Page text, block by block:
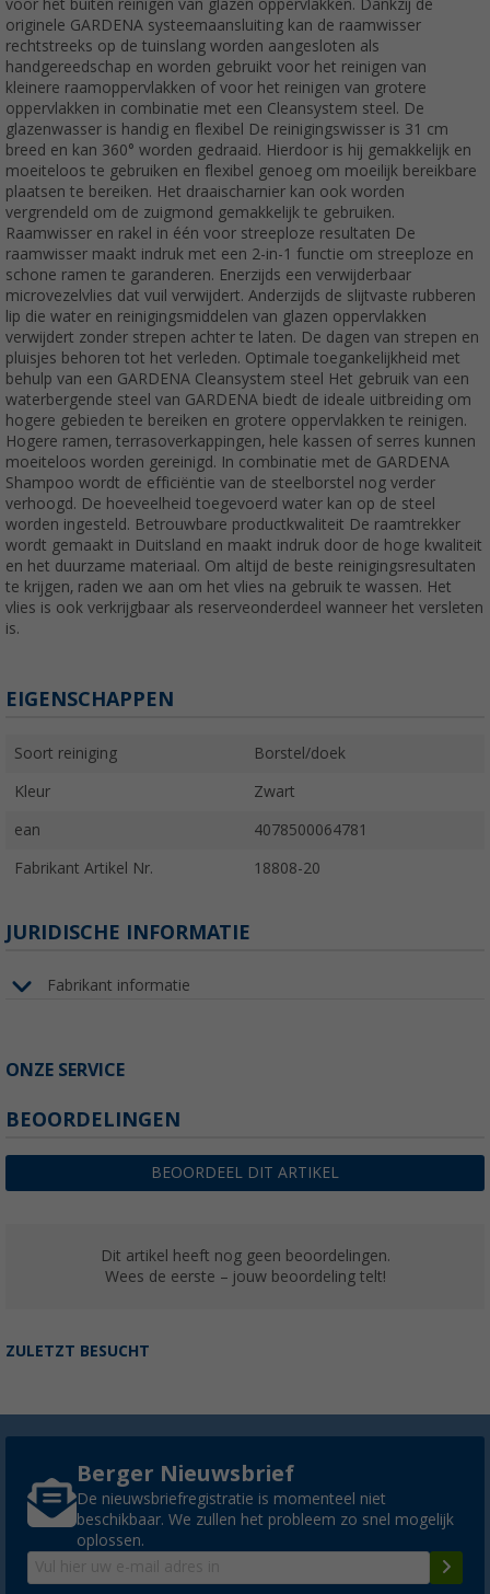
voor het buiten reinigen van glazen oppervlakken. Dankzij de
originele GARDENA systeemaansluiting kan de raamwisser
rechtstreeks op de tuinslang worden aangesloten als
handgereedschap en worden gebruikt voor het reinigen van
kleinere raamoppervlakken of voor het reinigen van grotere
oppervlakken in combinatie met een Cleansystem steel. De
glazenwasser is handig en flexibel De reinigingswisser is 31 cm
breed en kan 360° worden gedraaid. Hierdoor is hij gemakkelijk en
moeiteloos te gebruiken en flexibel genoeg om moeilijk bereikbare
plaatsen te bereiken. Het draaischarnier kan ook worden
vergrendeld om de zuigmond gemakkelijk te gebruiken.
Raamwisser en rakel in één voor streeploze resultaten De
raamwisser maakt indruk met een 2-in-1 functie om streeploze en
schone ramen te garanderen. Enerzijds een verwijderbaar
microvezelvlies dat vuil verwijdert. Anderzijds de slijtvaste rubberen
lip die water en reinigingsmiddelen van glazen oppervlakken
verwijdert zonder strepen achter te laten. De dagen van strepen en
pluisjes behoren tot het verleden. Optimale toegankelijkheid met
behulp van een GARDENA Cleansystem steel Het gebruik van een
waterbergende steel van GARDENA biedt de ideale uitbreiding om
hogere gebieden te bereiken en grotere oppervlakken te reinigen.
Hogere ramen, terrasoverkappingen, hele kassen of serres kunnen
moeiteloos worden gereinigd. In combinatie met de GARDENA
Shampoo wordt de efficiëntie van de steelborstel nog verder
verhoogd. De hoeveelheid toegevoerd water kan op de steel
worden ingesteld. Betrouwbare productkwaliteit De raamtrekker
wordt gemaakt in Duitsland en maakt indruk door de hoge kwaliteit
en het duurzame materiaal. Om altijd de beste reinigingsresultaten
te krijgen, raden we aan om het vlies na gebruik te wassen. Het
vlies is ook verkrijgbaar als reserveonderdeel wanneer het versleten
is.
EIGENSCHAPPEN
Soort reiniging Borstel/doek
Kleur Zwart
ean 4078500064781
Fabrikant Artikel Nr. 18808-20
JURIDISCHE INFORMATIE
Fabrikant informatie
ONZE SERVICE
BEOORDELINGEN
BEOORDEEL DIT ARTIKEL
Dit artikel heeft nog geen beoordelingen.
Wees de eerste – jouw beoordeling telt!
ZULETZT BESUCHT
Berger Nieuwsbrief
De nieuwsbriefregistratie is momenteel niet
beschikbaar. We zullen het probleem zo snel mogelijk
oplossen.